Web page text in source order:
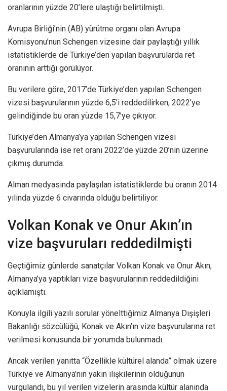
oranlarının yüzde 20’lere ulaştığı belirtilmişti.
Avrupa Birliği’nin (AB) yürütme organı olan Avrupa
Komisyonu’nun Schengen vizesine dair paylaştığı yıllık
istatistiklerde de Türkiye’den yapılan başvurularda ret
oranının arttığı görülüyor.
Bu verilere göre, 2017’de Türkiye’den yapılan Schengen
vizesi başvurularının yüzde 6,5’i reddedilirken, 2022’ye
gelindiğinde bu oran yüzde 15,7’ye çıkıyor.
Türkiye’den Almanya’ya yapılan Schengen vizesi
başvurularında ise ret oranı 2022’de yüzde 20’nin üzerine
çıkmış durumda.
Alman medyasında paylaşılan istatistiklerde bu oranın 2014
yılında yüzde 6 civarında olduğu belirtiliyor.
Volkan Konak ve Onur Akın’ın
vize başvuruları reddedilmişti
Geçtiğimiz günlerde sanatçılar Volkan Konak ve Onur Akın,
Almanya’ya yaptıkları vize başvurularının reddedildiğini
açıklamıştı.
Konuyla ilgili yazılı sorular yönelttiğimiz Almanya Dışişleri
Bakanlığı sözcülüğü, Konak ve Akın’ın vize başvurularına ret
verilmesi konusunda bir yorumda bulunmadı.
Ancak verilen yanıtta “Özellikle kültürel alanda” olmak üzere
Türkiye ve Almanya’nın yakın ilişkilerinin olduğunun
vurgulandı, bu yıl verilen vizelerin arasında kültür alanında